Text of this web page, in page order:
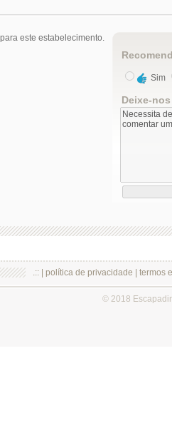
este estabelecimento.
Sim
Deixe-
.:: | política de privacidade termos
© 2018